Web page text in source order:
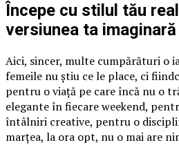
Începe cu stilul tău
versiunea ta imaginară
Aici, sincer, multe cumpărături o
femeile nu știu ce le place, ci
pentru o viață pe care încă nu o
elegante în fiecare weekend,
întâlniri creative, pentru o
marțea, la ora opt, nu o mai are